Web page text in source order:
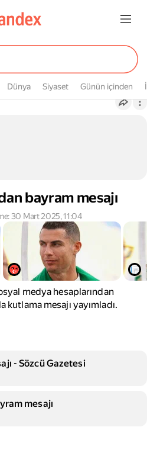
Dünya Siyaset Günün içinden
bayram mesajı
30 Mart 2025, 11:04
medya hesaplarından
kutlama mesajı yayımladı.
- Sözcü Gazetesi
mesajı